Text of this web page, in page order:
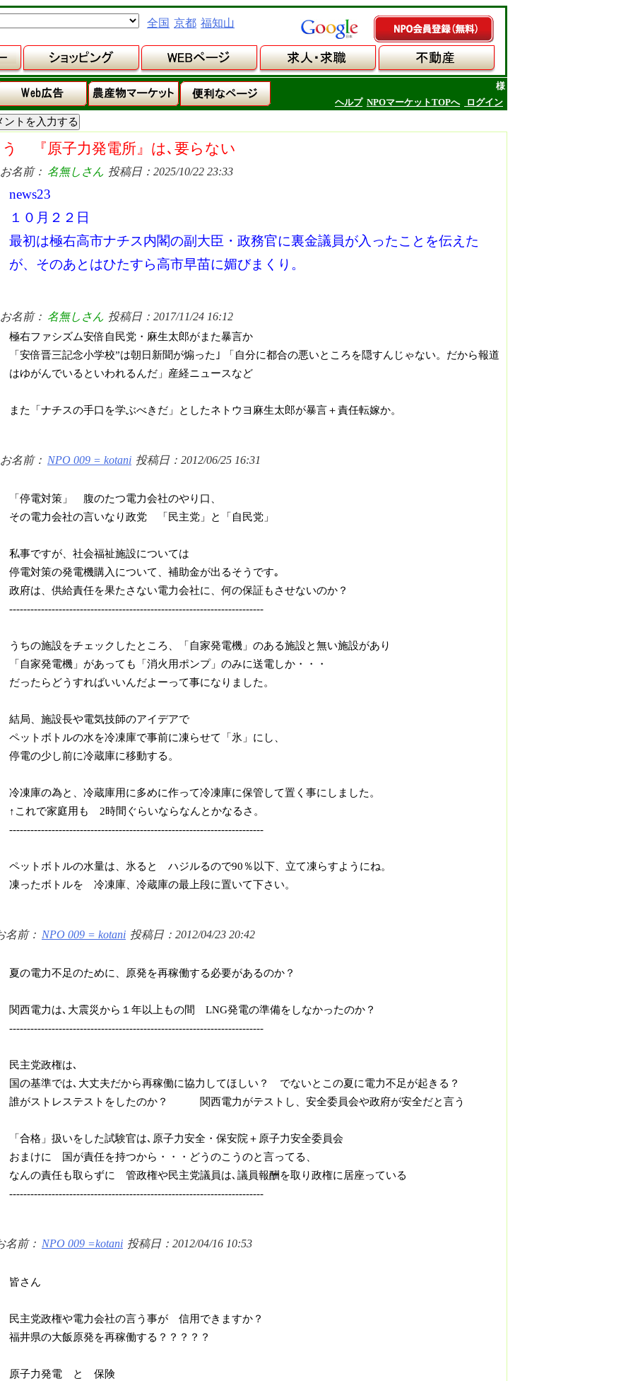
全国 京都 福知山
様
ヘルプ NPOマーケットTOPへ ログイン
『原子力発電所』は､要らない
お名前： 名無しさん 投稿日：2025/10/22 23:33
news23
１０月２２日
最初は極右高市ナチス内閣の副大臣・政務官に裏金議員が入ったことを伝えた
が、そのあとはひたすら高市早苗に媚びまくり。
お名前： 名無しさん 投稿日：2017/11/24 16:12
極右ファシズム安倍自民党・麻生太郎がまた暴言か
「安倍晋三記念小学校”は朝日新聞が煽った｣ 「自分に都合の悪いところを隠すんじゃない。だから報道
はゆがんでいるといわれるんだ」産経ニュースなど
また「ナチスの手口を学ぶべきだ」としたネトウヨ麻生太郎が暴言＋責任転嫁か。
お名前： NPO 009 = kotani 投稿日：2012/06/25 16:31
「停電対策」 腹のたつ電力会社のやり口、
その電力会社の言いなり政党 「民主党」と「自民党」
私事ですが、社会福祉施設については
停電対策の発電機購入について、補助金が出るそうです｡
政府は、供給責任を果たさない電力会社に、何の保証もさせないのか？
------------------------------------------------------------------------
うちの施設をチェックしたところ、「自家発電機」のある施設と無い施設があり
「自家発電機」があっても「消火用ポンプ」のみに送電しか・・・
だったらどうすればいいんだよーって事になりました。
結局、施設長や電気技師のアイデアで
ペットボトルの水を冷凍庫で事前に凍らせて「氷」にし、
停電の少し前に冷蔵庫に移動する。
冷凍庫の為と、冷蔵庫用に多めに作って冷凍庫に保管して置く事にしました。
↑これで家庭用も 2時間ぐらいならなんとかなるさ。
------------------------------------------------------------------------
ペットボトルの水量は、氷ると ハジルるので90％以下、立て凍らすようにね。
凍ったボトルを 冷凍庫、冷蔵庫の最上段に置いて下さい。
名前： NPO 009 = kotani 投稿日：2012/04/23 20:42
夏の電力不足のために、原発を再稼働する必要があるのか？
関西電力は､大震災から１年以上もの間 LNG発電の準備をしなかったのか？
------------------------------------------------------------------------
民主党政権は､
国の基準では､大丈夫だから再稼働に協力してほしい？ でないとこの夏に電力不足が起きる？
誰がストレステストをしたのか？ 関西電力がテストし、安全委員会や政府が安全だと言う
「合格」扱いをした試験官は､原子力安全・保安院＋原子力安全委員会
おまけに 国が責任を持つから・・・どうのこうのと言ってる、
なんの責任も取らずに 管政権や民主党議員は､議員報酬を取り政権に居座っている
------------------------------------------------------------------------
名前： NPO 009 =kotani 投稿日：2012/04/16 10:53
皆さん
民主党政権や電力会社の言う事が 信用できますか？
福井県の大飯原発を再稼働する？？？？？
原子力発電 と 保険